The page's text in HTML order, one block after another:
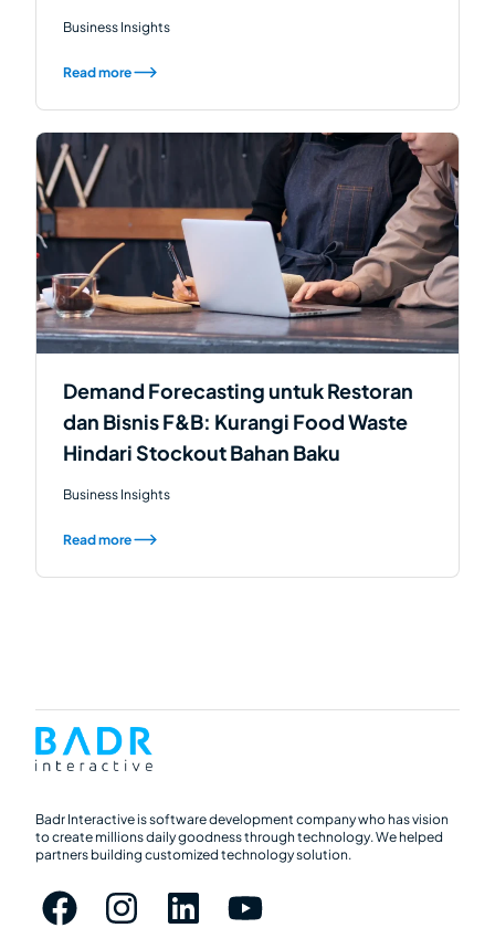
Business Insights
Read more
Demand Forecasting untuk Restoran
dan Bisnis F&B: Kurangi Food Waste
Hindari Stockout Bahan Baku
Business Insights
Read more
Badr Interactive is software development company who has vision
to create millions daily goodness through technology. We helped
partners building customized technology solution.